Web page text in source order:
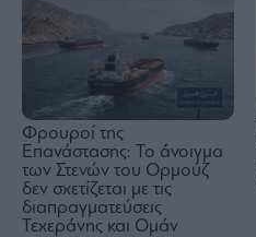
Φρουροί της
Επανάστασης: Το άνοιγμα
των Στενών του Ορμούζ
δεν σχετίζεται με τις
διαπραγματεύσεις
Τεχεράνης και Ομάν